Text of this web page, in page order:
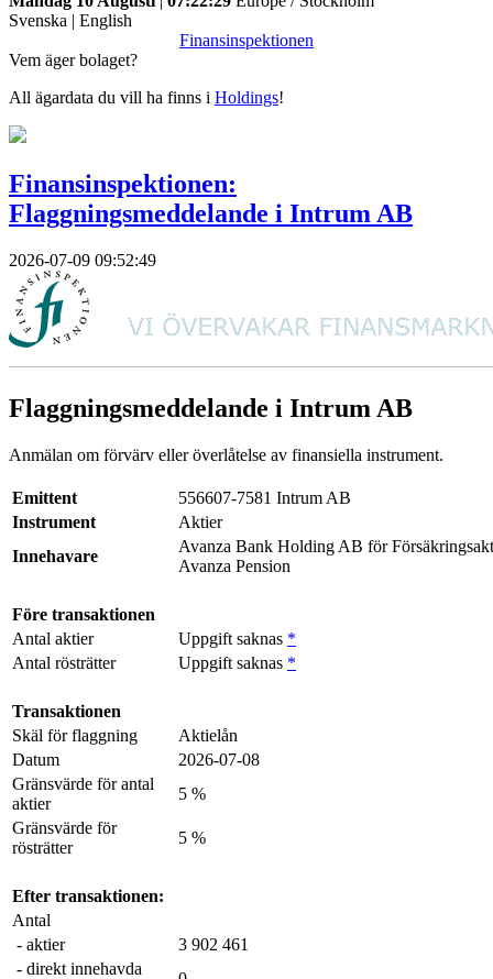
Svenska | English
Finansinspektionen
Vem äger bolaget?
All ägardata du vill ha finns i Holdings!
Finansinspektionen:
Flaggningsmeddelande i Intrum AB
2026-07-09 09:52:49
Flaggningsmeddelande i Intrum AB
Anmälan om förvärv eller överlåtelse av finansiella instrument.
Emittent
556607-7581 Intrum AB
Instrument
Aktier
Innehavare
Avanza Bank Holding AB för
Avanza Pension
Före transaktionen
Antal aktier
Uppgift saknas *
Antal rösträtter
Uppgift saknas *
Transaktionen
Skäl för flaggning
Aktielån
Datum
2026-07-08
Gränsvärde för antal
aktier
5 %
Gränsvärde för
rösträtter
5 %
Efter transaktionen:
Antal
- aktier
3 902 461
- direkt innehavda